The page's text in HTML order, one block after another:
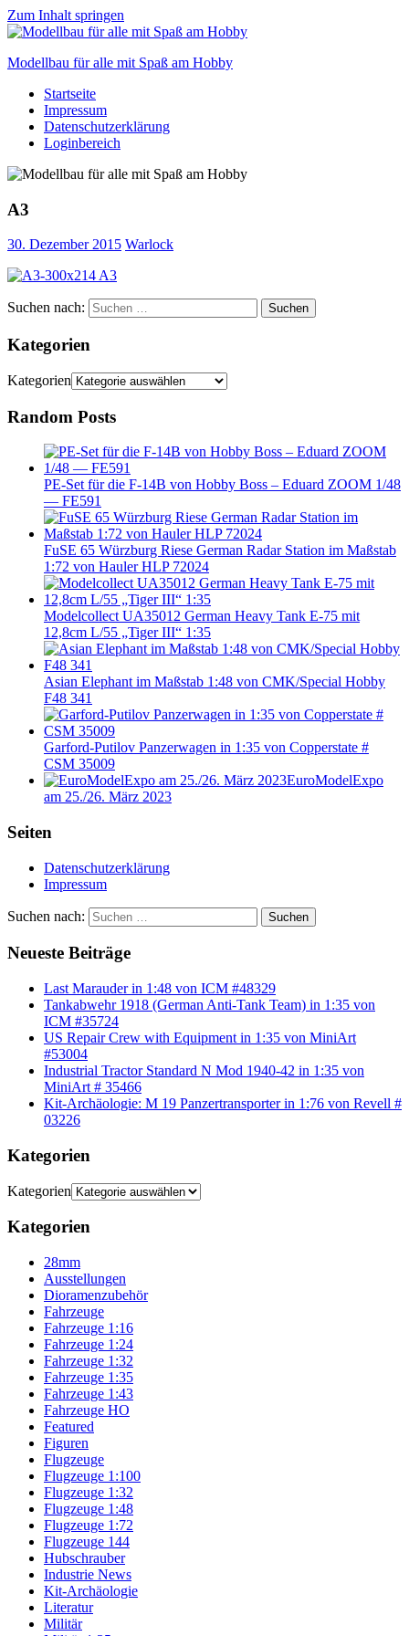
Zum Inhalt springen
Modellbau für alle mit Spaß am Hobby
Scale
modelling
to
Startseite
Impressum
Datenschutzerklärung
Loginbereich
A3
30. Dezember 2015 Warlock
Suchen nach: Suchen
Kategorien
Kategorien
Random Posts
PE-Set für die F-14B von Hobby Boss – Eduard ZOOM 1/48
— FE591
FuSE 65 Würzburg Riese German Radar Station im Maßstab
1:72 von Hauler HLP 72024
Modelcollect UA35012 German Heavy Tank E-75 mit
12,8cm L/55 „Tiger III“ 1:35
Asian Elephant im Maßstab 1:48 von CMK/Special Hobby
F48 341
Garford-Putilov Panzerwagen in 1:35 von Copperstate #
CSM 35009
EuroModelExpo
am 25./26. März 2023
Seiten
Datenschutzerklärung
Impressum
Suchen nach: Suchen
Neueste Beiträge
Last Marauder in 1:48 von ICM #48329
Tankabwehr 1918 (German Anti-Tank Team) in 1:35 von
ICM #35724
US Repair Crew with Equipment in 1:35 von MiniArt
#53004
Industrial Tractor Standard N Mod 1940-42 in 1:35 von
MiniArt # 35466
Kit-Archäologie: M 19 Panzertransporter in 1:76 von Revell #
03226
Kategorien
Kategorien
Kategorien
28mm
Ausstellungen
Dioramenzubehör
Fahrzeuge
Fahrzeuge 1:16
Fahrzeuge 1:24
Fahrzeuge 1:32
Fahrzeuge 1:35
Fahrzeuge 1:43
Fahrzeuge HO
Featured
Figuren
Flugzeuge
Flugzeuge 1:100
Flugzeuge 1:32
Flugzeuge 1:48
Flugzeuge 1:72
Flugzeuge 144
Hubschrauber
Industrie News
Kit-Archäologie
Literatur
Militär